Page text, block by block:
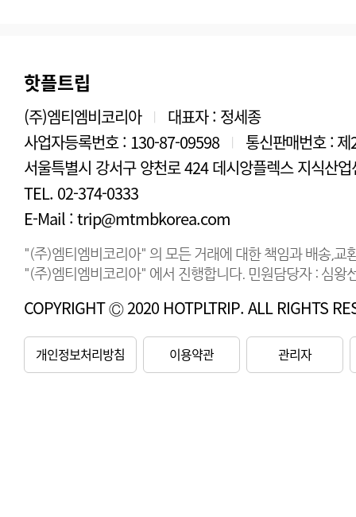
핫플트립
(주)엠티엠비코리아 |
대표자 : 정세종
사업자등록번호 : 130-87-09598
|
통신판매번호 :
서울특별시 강서구 양천로 424 데시앙플렉스 지식산
TEL. 02-374-0333
E-Mail : trip@mtmbkorea.com
"(주)엠티엠비코리아" 의 모든 거래에 대한 책임과 배송,교
"(주)엠티엠비코리아" 에서 진행합니다. 민원담당자 : 심
COPYRIGHT Ⓒ 2020 HOTPLTRIP. ALL RIGHTS
개인정보처리방침 이용약관 관리자